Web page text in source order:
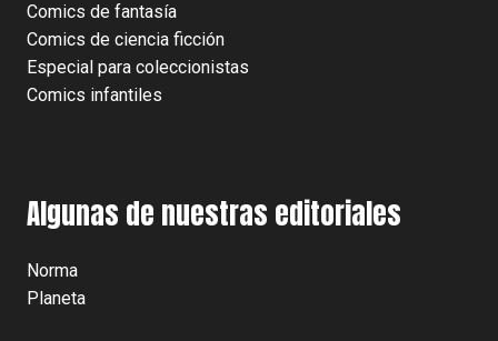
Comics de fantasía
Comics de ciencia ficción
Especial para coleccionistas
Comics infantiles
Algunas de nuestras editoriales
Norma
Planeta